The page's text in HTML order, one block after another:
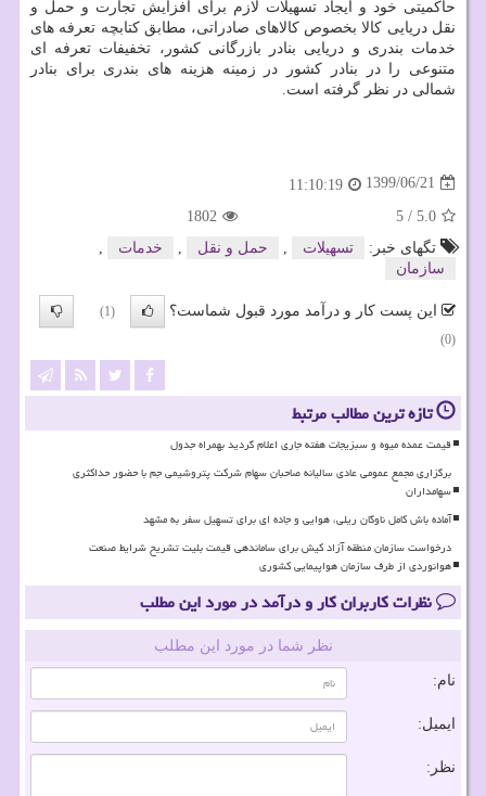
حاکمیتی خود و ایجاد تسهیلات لازم برای افزایش تجارت و حمل و
نقل دریایی کالا بخصوص کالاهای صادراتی، مطابق کتابچه تعرفه های
خدمات بندری و دریایی بنادر بازرگانی کشور، تخفیفات تعرفه ای
متنوعی را در بنادر کشور در زمینه هزینه های بندری برای بنادر
شمالی در نظر گرفته است.
1399/06/21
11:10:19
5.0
/
5
1802
تگهای خبر:
تسهیلات حمل و نقل خدمات
سازمان
این پست کار و درآمد مورد قبول شماست؟
(1)
(0)
تازه ترین مطالب مرتبط
قیمت عمده میوه و سبزیجات هفته جاری اعلام گردید بهمراه جدول
برگزاری مجمع عمومی عادی سالیانه صاحبان سهام شرکت پتروشیمی جم با حضور حداکثری
سهامداران
آماده باش کامل ناوگان ریلی، هوایی و جاده ای برای تسهیل سفر به مشهد
درخواست سازمان منطقه آزاد کیش برای ساماندهی قیمت بلیت تشریح شرایط صنعت
هوانوردی از طرف سازمان هواپیمایی کشوری
نظرات کاربران کار و درآمد در مورد این مطلب
نظر شما در مورد این مطلب
نام:
ایمیل:
نظر: